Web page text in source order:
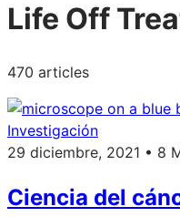
Life Off
470 articles
Investigación
29 diciembre, 2021 • 8
Ciencia del